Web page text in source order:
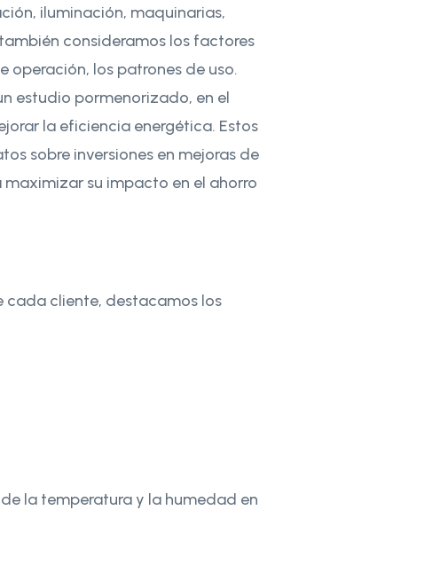
iluminación, maquinarias,
consideramos los factores
operación, los patrones de uso.
estudio pormenorizado, en el
la eficiencia energética. Estos
sobre inversiones en mejoras de
su impacto en el ahorro
cada cliente, destacamos los
la temperatura y la humedad en